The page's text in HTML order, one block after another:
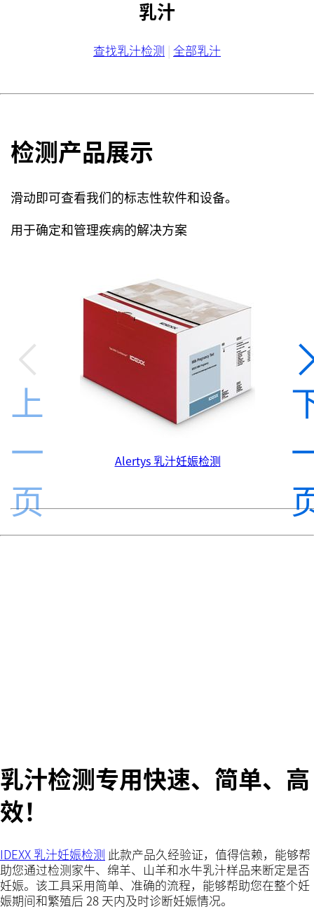
乳汁
查找乳汁检测 | 全部乳汁
检测产品展示
滑动即可查看我们的标志性软件和设备。
用于确定和管理疾病的解决方案
Alertys 乳汁妊娠检测
上
一
页
乳汁检测专用快速、简单、高
效！
IDEXX 乳汁妊娠检测 此款产品久经验证，值得信赖，能够帮
助您通过检测家牛、绵羊、山羊和水牛乳汁样品来断定是否
妊娠。该工具采用简单、准确的流程，能够帮助您在整个妊
娠期间和繁殖后 28 天内及时诊断妊娠情况。